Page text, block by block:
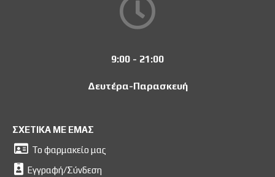
9:00 - 21:00
Δευτέρα-Παρασκευή
ΣΧΕΤΙΚΑ ΜΕ ΕΜΑΣ
Το φαρμακείο μας
Εγγραφή/Σύνδεση